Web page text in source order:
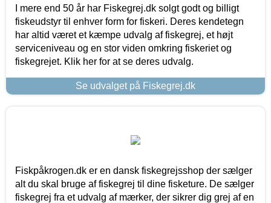
I mere end 50 år har Fiskegrej.dk solgt godt og billigt
fiskeudstyr til enhver form for fiskeri. Deres kendetegn
har altid været et kæmpe udvalg af fiskegrej, et højt
serviceniveau og en stor viden omkring fiskeriet og
fiskegrejet. Klik her for at se deres udvalg.
Se udvalget på Fiskegrej.dk
Fiskpåkrogen.dk er en dansk fiskegrejsshop der sælger
alt du skal bruge af fiskegrej til dine fisketure. De sælger
fiskegrej fra et udvalg af mærker, der sikrer dig grej af en